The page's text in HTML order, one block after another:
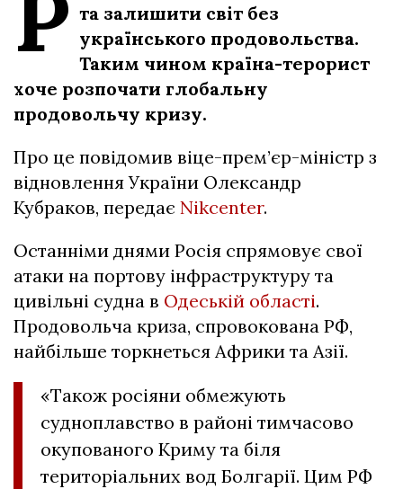
та залишити світ без
українського продовольства.
Таким чином країна-терорист
хоче розпочати глобальну
продовольчу кризу.
Про це повідомив віце-прем’єр-міністр з
відновлення України Олександр
Кубраков, передає Nikcenter.
Останніми днями Росія спрямовує свої
атаки на портову інфраструктуру та
цивільні судна в Одеській області.
Продовольча криза, спровокована РФ,
найбільше торкнеться Африки та Азії.
«Також росіяни обмежують
судноплавство в районі тимчасово
окупованого Криму та біля
територіальних вод Болгарії. Цим РФ